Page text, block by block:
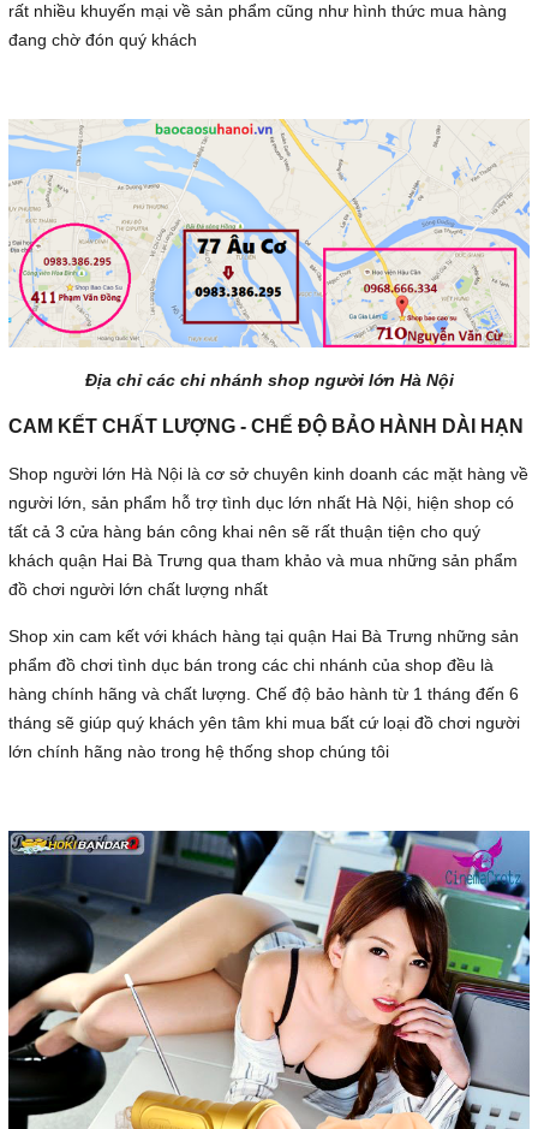
rất nhiều khuyến mại về sản phẩm cũng như hình thức mua hàng
đang chờ đón quý khách
Địa chỉ các chi nhánh shop người lớn Hà Nội
CAM KẾT CHẤT LƯỢNG - CHẾ ĐỘ BẢO HÀNH DÀI HẠN
Shop người lớn Hà Nội là cơ sở chuyên kinh doanh các mặt hàng về
người lớn, sản phẩm hỗ trợ tình dục lớn nhất Hà Nội, hiện shop có
tất cả 3 cửa hàng bán công khai nên sẽ rất thuận tiện cho quý
khách quận Hai Bà Trưng qua tham khảo và mua những sản phẩm
đồ chơi người lớn chất lượng nhất
Shop xin cam kết với khách hàng tại quận Hai Bà Trưng những sản
phẩm đồ chơi tình dục bán trong các chi nhánh của shop đều là
hàng chính hãng và chất lượng. Chế độ bảo hành từ 1 tháng đến 6
tháng sẽ giúp quý khách yên tâm khi mua bất cứ loại đồ chơi người
lớn chính hãng nào trong hệ thống shop chúng tôi